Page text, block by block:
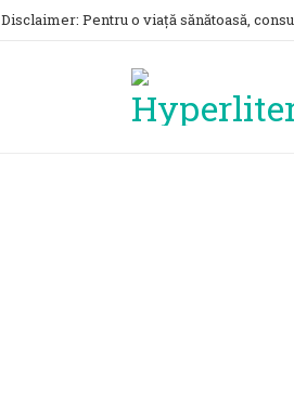
Disclaimer: Pentru o viață sănătoasă,